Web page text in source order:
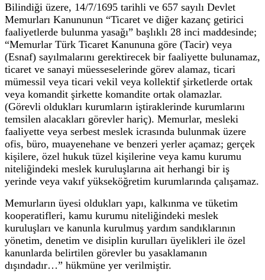
Bilindiği üzere, 14/7/1695 tarihli ve 657 sayılı Devlet
Memurları Kanununun “Ticaret ve diğer kazanç getirici
faaliyetlerde bulunma yasağı” başlıklı 28 inci maddesinde;
“Memurlar Türk Ticaret Kanununa göre (Tacir) veya
(Esnaf) sayılmalarını gerektirecek bir faaliyette bulunamaz,
ticaret ve sanayi müesseselerinde görev alamaz, ticari
mümessil veya ticari vekil veya kollektif şirketlerde ortak
veya komandit şirkette komandite ortak olamazlar.
(Görevli oldukları kurumların iştiraklerinde kurumlarını
temsilen alacakları görevler hariç). Memurlar, mesleki
faaliyette veya serbest meslek icrasında bulunmak üzere
ofis, büro, muayenehane ve benzeri yerler açamaz; gerçek
kişilere, özel hukuk tüzel kişilerine veya kamu kurumu
niteliğindeki meslek kuruluşlarına ait herhangi bir iş
yerinde veya vakıf yükseköğretim kurumlarında çalışamaz.
Memurların üyesi oldukları yapı, kalkınma ve tüketim
kooperatifleri, kamu kurumu niteliğindeki meslek
kuruluşları ve kanunla kurulmuş yardım sandıklarının
yönetim, denetim ve disiplin kurulları üyelikleri ile özel
kanunlarda belirtilen görevler bu yasaklamanın
dışındadır…” hükmüne yer verilmiştir.